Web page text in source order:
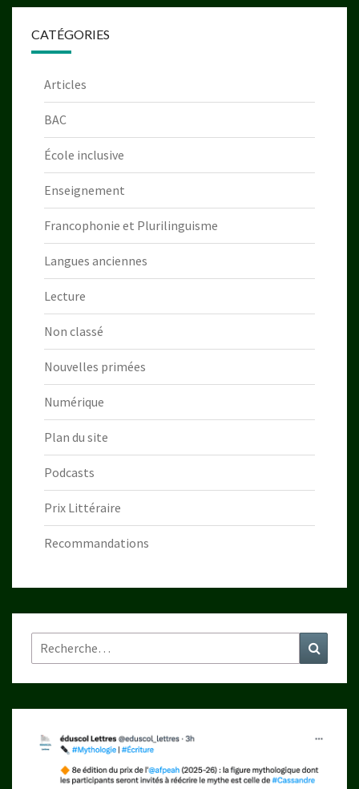
CATÉGORIES
Articles
BAC
École inclusive
Enseignement
Francophonie et Plurilinguisme
Langues anciennes
Lecture
Non classé
Nouvelles primées
Numérique
Plan du site
Podcasts
Prix Littéraire
Recommandations
Rechercher :